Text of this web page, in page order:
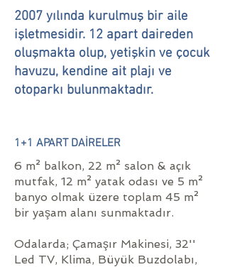
2007 yılında kurulmuş bir aile
işletmesidir. 12 apart daireden
oluşmakta olup, yetişkin ve çocuk
havuzu, kendine ait plajı ve
otoparkı bulunmaktadır.
1+1 APART DAİRELER
6 m² balkon, 22 m² salon & açık
mutfak, 12 m² yatak odası ve 5 m²
banyo olmak üzere toplam 45 m²
bir yaşam alanı sunmaktadır.
Odalarda; Çamaşır Makinesi, 32''
Led TV, Klima, Büyük Buzdolabı,